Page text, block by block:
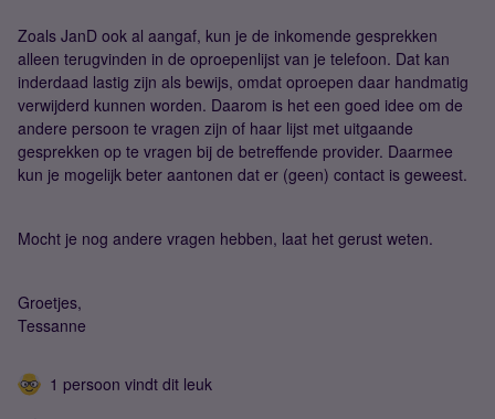
Zoals JanD ook al aangaf, kun je de inkomende gesprekken
alleen terugvinden in de oproepenlijst van je telefoon. Dat kan
inderdaad lastig zijn als bewijs, omdat oproepen daar handmatig
verwijderd kunnen worden. Daarom is het een goed idee om de
andere persoon te vragen zijn of haar lijst met uitgaande
gesprekken op te vragen bij de betreffende provider. Daarmee
kun je mogelijk beter aantonen dat er (geen) contact is geweest.
Mocht je nog andere vragen hebben, laat het gerust weten.
Groetjes,
Tessanne
1 persoon vindt dit leuk